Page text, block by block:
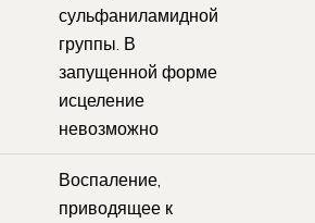
сульфаниламидной
группы. В
запущенной форме
исцеление
невозможно
Воспаление,
приводящее к